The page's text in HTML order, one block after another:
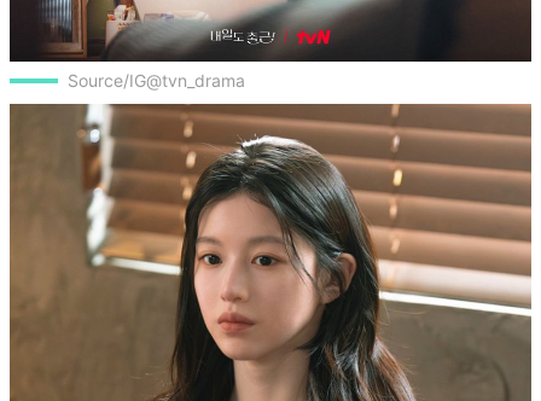
Source/IG@tvn_drama